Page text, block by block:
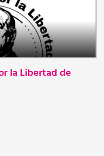
BOLETINES
la Libertad de